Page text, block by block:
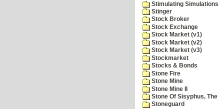
Stimulating Simulations
Stinger
Stock Broker
Stock Exchange
Stock Market (v1)
Stock Market (v2)
Stock Market (v3)
Stockmarket
Stocks & Bonds
Stone Fire
Stone Mine
Stone Mine II
Stone Of Sisyphus, The
Stoneguard